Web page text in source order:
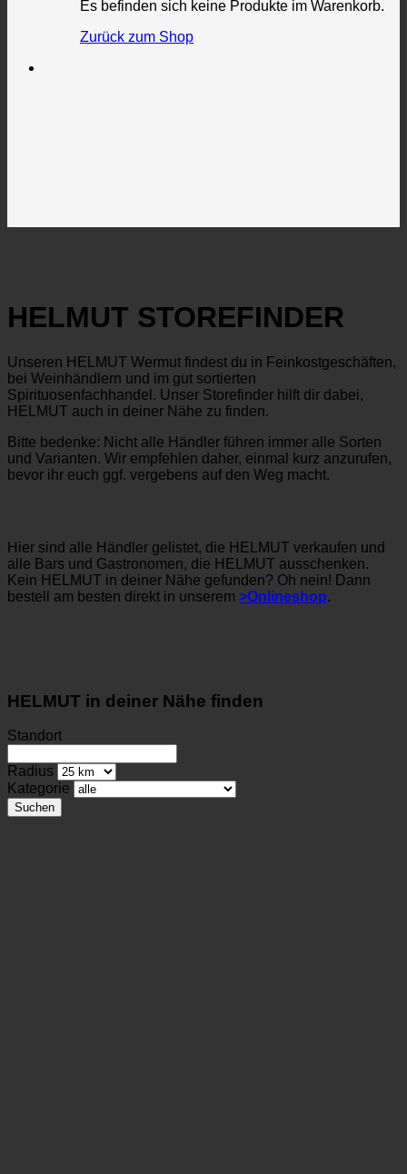
Es befinden sich keine Produkte im Warenkorb.
Zurück zum Shop
HELMUT STOREFINDER
Unseren HELMUT Wermut findest du in Feinkostgeschäften,
bei Weinhändlern und im gut sortierten
Spirituosenfachhandel. Unser Storefinder hilft dir dabei,
HELMUT auch in deiner Nähe zu finden.
Bitte bedenke: Nicht alle Händler führen immer alle Sorten
und Varianten. Wir empfehlen daher, einmal kurz anzurufen,
bevor ihr euch ggf. vergebens auf den Weg macht.
Hier sind alle Händler gelistet, die HELMUT verkaufen und
alle Bars und Gastronomen, die HELMUT ausschenken.
Kein HELMUT in deiner Nähe gefunden? Oh nein! Dann
bestell am besten direkt in unserem >Onlineshop.
HELMUT in deiner Nähe finden
Standort
Radius
Kategorie